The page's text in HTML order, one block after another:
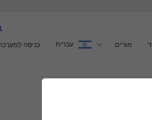
מורים עברית כְּנִיסָה